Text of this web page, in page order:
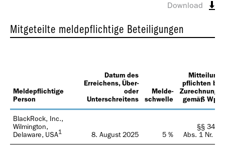
Download
Mitgeteilte meldepflichtige Beteiligungen
Meldepflichtige
Person
Datum des
Erreichens, Über-
oder
Unterschreitens
Melde-
schwelle
pflichten
gemäß
BlackRock, Inc.,
Wilmington,
Delaware, USA1 8. August 2025 5 %
§§ 34,
Abs. 1 Nr. 1,